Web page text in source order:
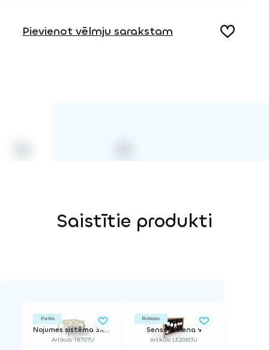
Pievienot vēlmju sarakstam
Saistītie produkti
Parks
Nojumes sistēma 3x3x3 m Poliestera saulessargi (6 gab.) ar 7 Robīnijas balstiem
Artikuls: T8707U
Rotaļas
Sensorā siena 9
Artikuls: LE20613U